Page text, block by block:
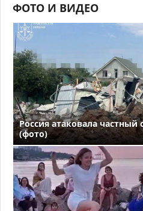
ФОТО И ВИДЕО
Россия атаковала частный
(фото)